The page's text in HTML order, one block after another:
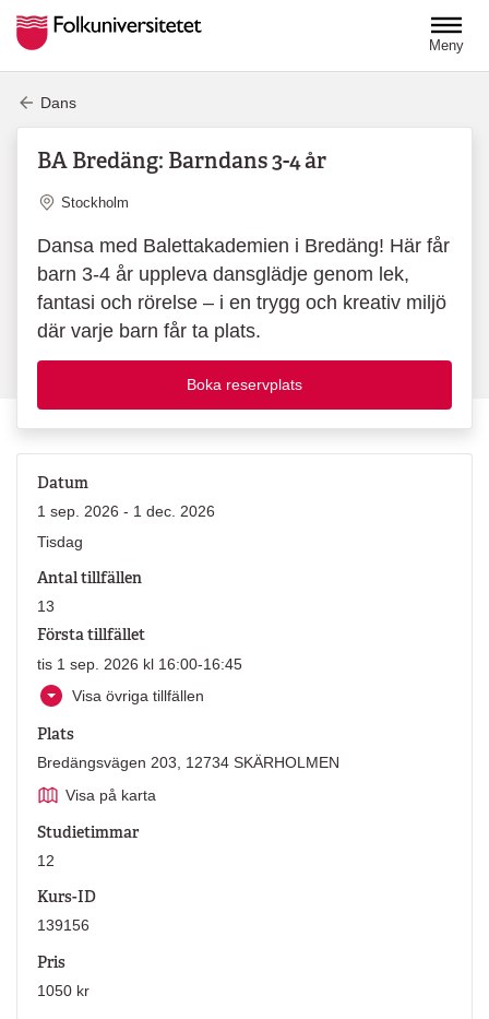
Meny
Dans
BA Bredäng: Barndans 3-4 år
Plats
Stockholm
Dansa med Balettakademien i Bredäng! Här får
barn 3-4 år uppleva dansglädje genom lek,
fantasi och rörelse – i en trygg och kreativ miljö
där varje barn får ta plats.
Boka reservplats
Datum
1 sep. 2026 - 1 dec. 2026
Tisdag
Antal tillfällen
13
Första tillfället
tis 1 sep. 2026 kl 16:00-16:45
Visa övriga tillfällen
Plats
Bredängsvägen 203, 12734 SKÄRHOLMEN
Visa på karta
Studietimmar
12
Kurs-ID
139156
Pris
1050 kr